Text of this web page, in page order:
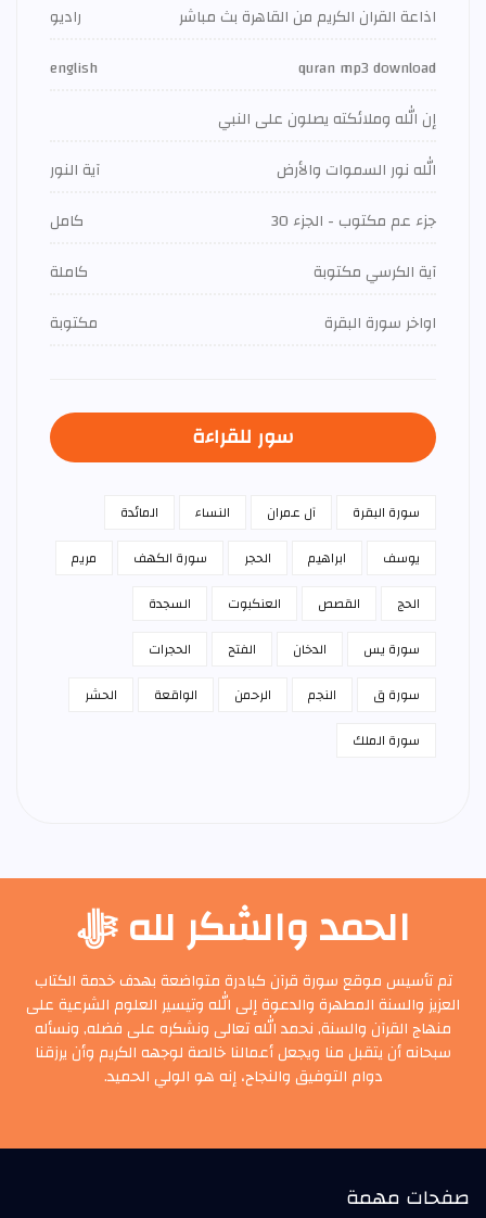
اذاعة القران الكريم من القاهرة بث مباشر
راديو
quran mp3 download
english
إن الله وملائكته يصلون على النبي
الله نور السموات والأرض
آية النور
جزء عم مكتوب - الجزء 30
كامل
آية الكرسي مكتوبة
كاملة
اواخر سورة البقرة
مكتوبة
سور للقراءة
سورة البقرة آل عمران النساء
المائدة
يوسف
ابراهيم الحجر سورة الكهف
مريم
الحج
القصص العنكبوت
السجدة
سورة يس
الدخان الفتح
الحجرات
سورة ق
النجم الرحمن الواقعة
الحشر
سورة الملك
الحمد والشكر لله ﷻ
تم تأسيس موقع سورة قرآن كبادرة متواضعة بهدف خدمة الكتاب
العزيز والسنة المطهرة والدعوة إلى الله وتيسير العلوم الشرعية على
منهاج القرآن والسنة, نحمد الله تعالى ونشكره على فضله, ونسأله
سبحانه أن يتقبل منا ويجعل أعمالنا خالصة لوجهه الكريم وأن يرزقنا
دوام التوفيق والنجاح، إنه هو الولي الحميد.
صفحات مهمة